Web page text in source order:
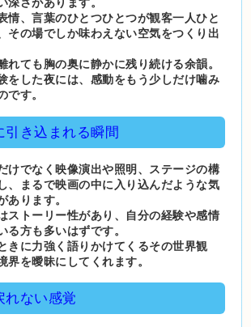
情、言葉のひとつひとつが観客一人ひと
その場でしか味わえない空気をつくり出
れても胸の奥に静かに残り続ける余韻。
をした夜には、感動をもう少しだけ噛み
です。
引き込まれる瞬間
けでなく映像演出や照明、ステージの構
、まるで映画の中に入り込んだような気
あります。
ストーリー性があり、自分の経験や感情
る方も多いはずです。
きに力強く語りかけてくるその世界観
界を曖昧にしてくれます。
れない感覚